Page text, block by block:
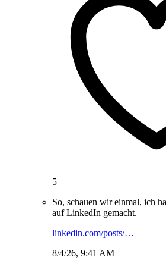
5
So, schauen wir einmal, ich
auf LinkedIn gemacht.
linkedin.com/posts/…
8/4/26, 9:41 AM